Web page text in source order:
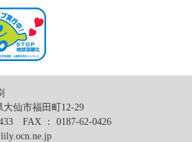
大仙市福田町12-29
FAX ： 0187-62-0426